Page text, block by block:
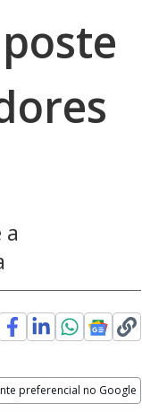
preferencial no Google